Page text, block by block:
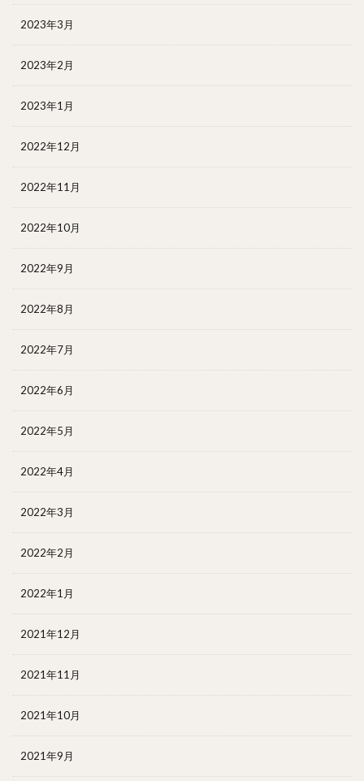
2023年3月
2023年2月
2023年1月
2022年12月
2022年11月
2022年10月
2022年9月
2022年8月
2022年7月
2022年6月
2022年5月
2022年4月
2022年3月
2022年2月
2022年1月
2021年12月
2021年11月
2021年10月
2021年9月